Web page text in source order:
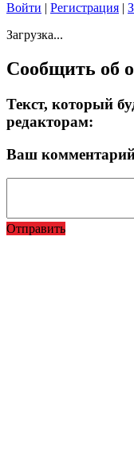
Войти | Регистрация |
Загрузка...
Сообщить об
Текст, который
редакторам:
Ваш комментарий
Отправить